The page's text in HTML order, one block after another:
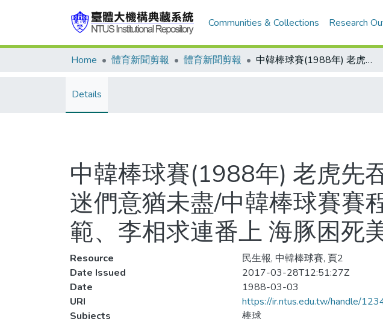
Communities & Collections Research
Home 體育新聞剪報 體育新聞剪報 中韓棒球賽(1988年) 老虎先吞味全再平台電 宣銅烈驚鴻一瞥 球迷們意猶未盡/中韓棒球賽賽程、戰績表/三位投手金信木、林商範、李相求連番上 海豚困死美和隊
Details
中韓棒球賽(1988年) 老虎先
迷們意猶未盡/中韓棒球賽賽
範、李相求連番上 海豚困死
Resource
民生報, 中韓棒球賽, 頁2
Date Issued
2017-03-28T12:51:27Z
Date
1988-03-03
URI
https://ir.ntus.edu.tw/handle/
Subjects
棒球